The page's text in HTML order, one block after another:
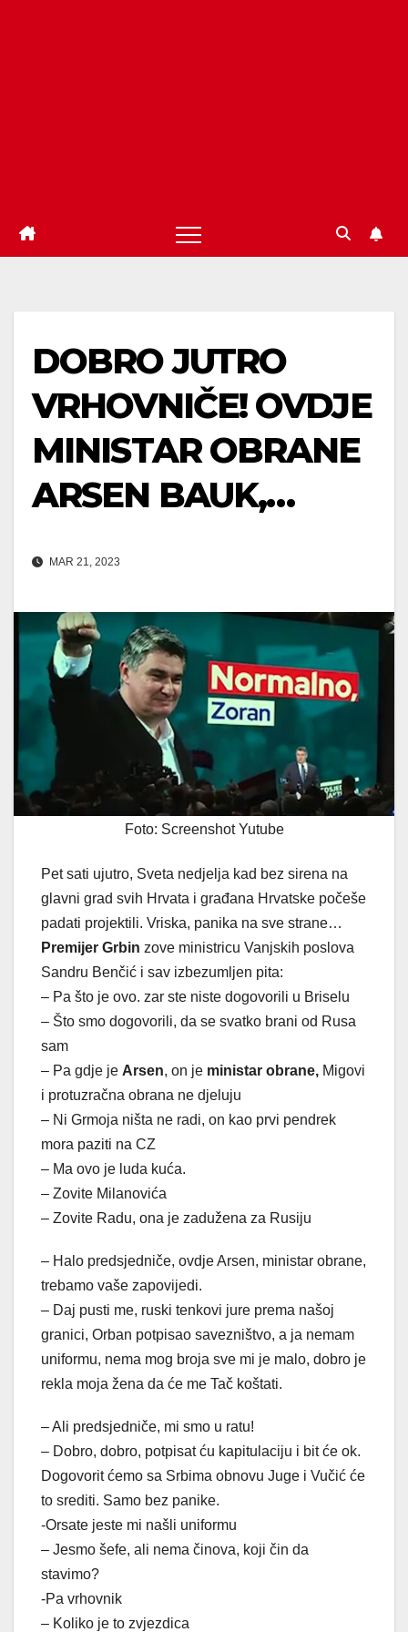
DOBRO JUTRO
VRHOVNIČE! OVDJE
MINISTAR OBRANE
ARSEN BAUK,…
MAR 21, 2023
Foto: Screenshot Yutube
Pet sati ujutro, Sveta nedjelja kad bez sirena na
glavni grad svih Hrvata i građana Hrvatske počeše
padati projektili. Vriska, panika na sve strane…
Premijer Grbin zove ministricu Vanjskih poslova
Sandru Benčić i sav izbezumljen pita:
– Pa što je ovo. zar ste niste dogovorili u Briselu
– Što smo dogovorili, da se svatko brani od Rusa
sam
– Pa gdje je Arsen, on je ministar obrane, Migovi
i protuzračna obrana ne djeluju
– Ni Grmoja ništa ne radi, on kao prvi pendrek
mora paziti na CZ
– Ma ovo je luda kuća.
– Zovite Milanovića
– Zovite Radu, ona je zadužena za Rusiju
– Halo predsjedniče, ovdje Arsen, ministar obrane,
trebamo vaše zapovijedi.
– Daj pusti me, ruski tenkovi jure prema našoj
granici, Orban potpisao savezništvo, a ja nemam
uniformu, nema mog broja sve mi je malo, dobro je
rekla moja žena da će me Tač koštati.
– Ali predsjedniče, mi smo u ratu!
– Dobro, dobro, potpisat ću kapitulaciju i bit će ok.
Dogovorit ćemo sa Srbima obnovu Juge i Vučić će
to srediti. Samo bez panike.
-Orsate jeste mi našli uniformu
– Jesmo šefe, ali nema činova, koji čin da
stavimo?
-Pa vrhovnik
– Koliko je to zvjezdica